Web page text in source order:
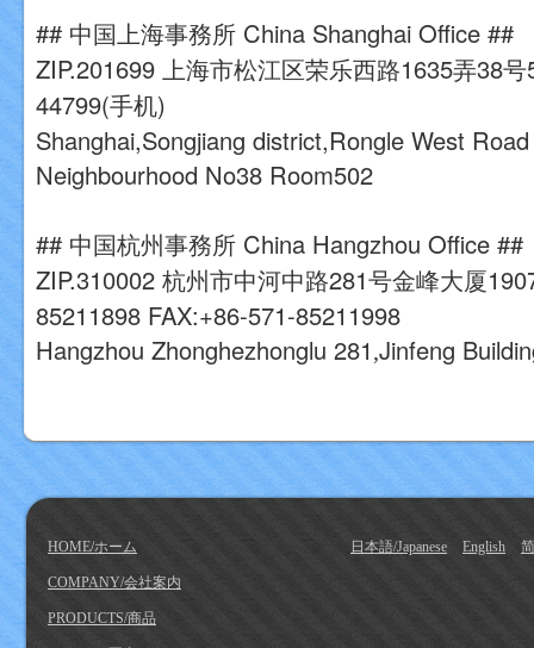
## 中国上海事務所 China Shanghai Office ##
ZIP.201699 上海市松江区荣乐西路1635弄38号
44799(手机)
Shanghai,Songjiang district,Rongle West
Neighbourhood No38 Room502
## 中国杭州事務所 China Hangzhou Office ##
ZIP.310002 杭州市中河中路281号金峰大厦
85211898 FAX:+86-571-85211998
Hangzhou Zhonghezhonglu 281 ,Jinfeng
HOME/ホーム
COMPANY/会社案内
PRODUCTS/商品
日本語/Japanese English